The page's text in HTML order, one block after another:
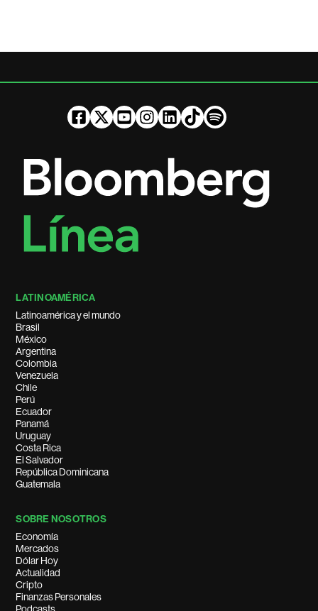
LATINOAMÉRICA
Latinoamérica y el mundo
Brasil
México
Argentina
Colombia
Venezuela
Chile
Perú
Ecuador
Panamá
Uruguay
Costa Rica
El Salvador
República Dominicana
Guatemala
SOBRE NOSOTROS
Economía
Mercados
Dólar Hoy
Actualidad
Cripto
Finanzas Personales